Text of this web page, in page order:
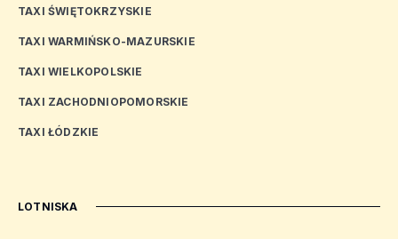
TAXI ŚWIĘTOKRZYSKIE
TAXI WARMIŃSKO-MAZURSKIE
TAXI WIELKOPOLSKIE
TAXI ZACHODNIOPOMORSKIE
TAXI ŁÓDZKIE
LOTNISKA